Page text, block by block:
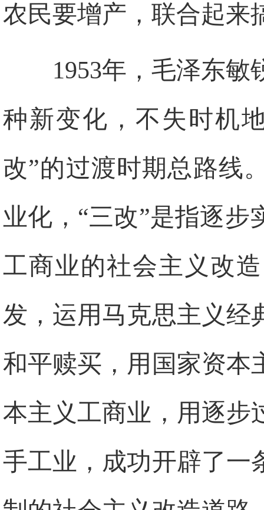
农民要增产，联合起来
1953年，毛泽东
种新变化，不失时机
改”的过渡时期总路线
业化，“三改”是指逐
工商业的社会主义改
发，运用马克思主义经
和平赎买，用国家资本
本主义工商业，用逐步
手工业，成功开辟了一